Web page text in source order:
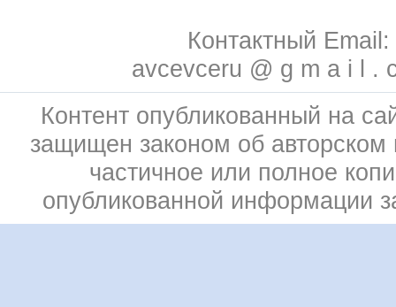
Контактный Email:
avcevceru @ g m a i l .
Контент опубликованный на
защищен законом об
частичное или полное
опубликованной информации